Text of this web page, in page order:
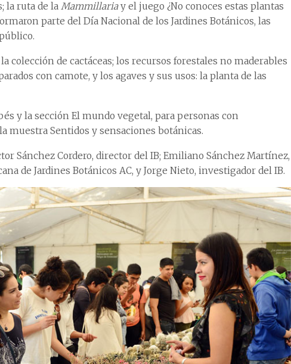
la ruta de la Mammillariay el juego ¿No conoces estas plantas
parte del Día Nacional de los Jardines Botánicos, las
colección de cactáceas; los recursos forestales no maderables
con camote, y los agaves y sus usos: la planta de las
y la sección El mundo vegetal, para personas con
muestra Sentidos y sensaciones botánicas.
Sánchez Cordero, director del IB; Emiliano Sánchez Martínez,
de Jardines Botánicos AC, y Jorge Nieto, investigador del IB.